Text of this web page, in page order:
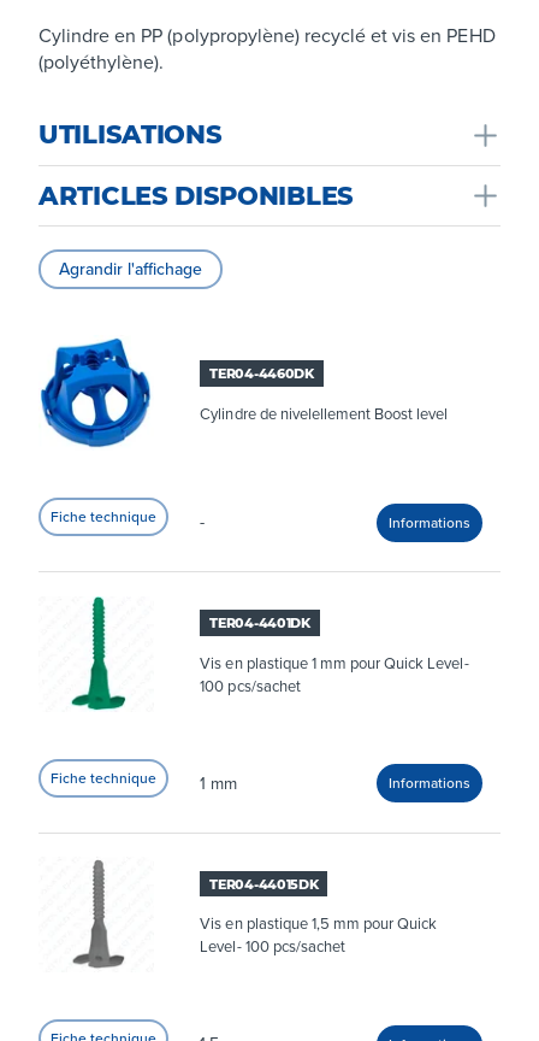
Cylindre en PP (polypropylène) recyclé et vis en PEHD
(polyéthylène).
UTILISATIONS
Utilisé comme système d'égalisation pour les carreaux
particulier pour les grands formats.
ARTICLES DISPONIBLES
Agrandir l'affichage
TER04-4460DK
Cylindre de nivelellement Boost level
-
TER04-4401DK
Vis en plastique 1 mm pour Quick Level-
100 pcs/sachet
1 mm
TER04-44015DK
Vis en plastique 1,5 mm pour Quick
Level- 100 pcs/sachet